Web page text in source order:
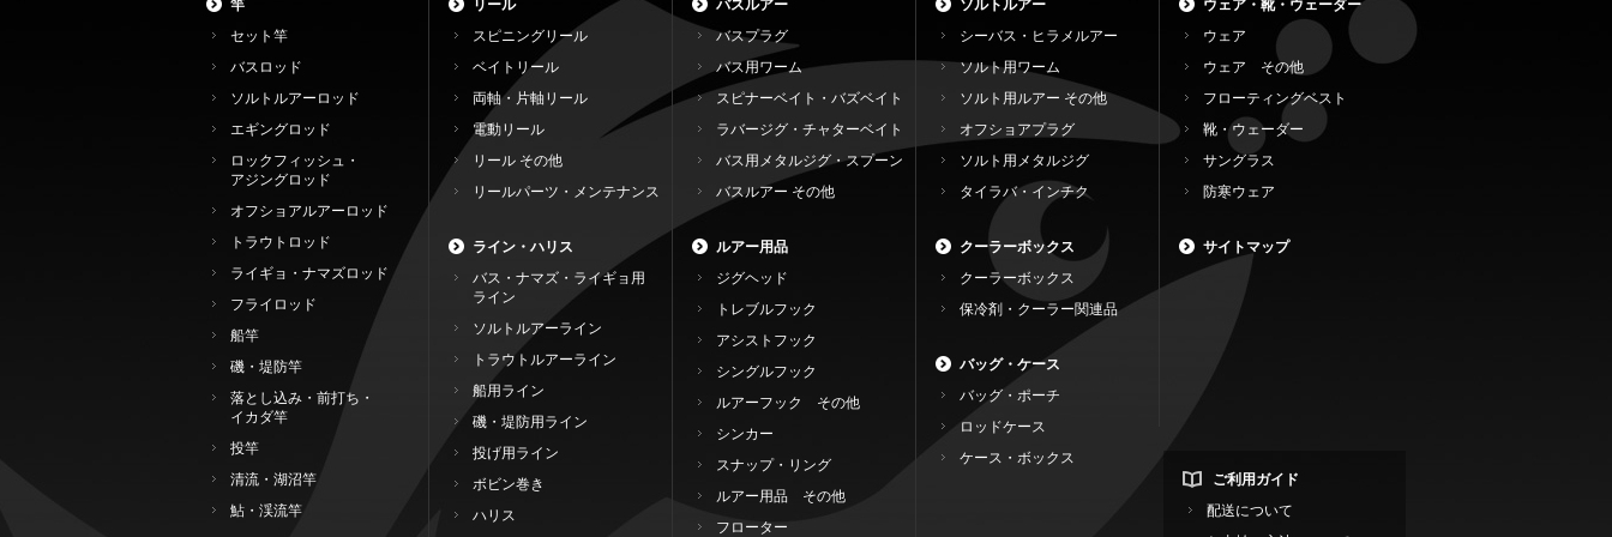
竿
セット竿
バスロッド
ソルトルアーロッド
エギングロッド
ロックフィッシュ・
アジングロッド
オフショアルアーロッド
トラウトロッド
ライギョ・ナマズロッド
フライロッド
船竿
磯・堤防竿
落とし込み・前打ち・
イカダ竿
投竿
清流・湖沼竿
鮎・渓流竿
リール
スピニングリール
ベイトリール
両軸・片軸リール
電動リール
リール その他
リールパーツ・メンテナンス
ライン・ハリス
バス・ナマズ・ライギョ用
ライン
ソルトルアーライン
トラウトルアーライン
船用ライン
磯・堤防用ライン
投げ用ライン
ボビン巻き
ハリス
バスルアー
バスプラグ
バス用ワーム
スピナーベイト・バズベイト
ラバージグ・チャターベイト
バス用メタルジグ・スプーン
バスルアー その他
ルアー用品
ジグヘッド
トレブルフック
アシストフック
シングルフック
ルアーフック その他
シンカー
スナップ・リング
ルアー用品 その他
フローター
ソルトルアー
シーバス・ヒラメルアー
ソルト用ワーム
ソルト用ルアー その他
オフショアプラグ
ソルト用メタルジグ
タイラバ・インチク
クーラーボックス
クーラーボックス
保冷剤・クーラー関連品
バッグ・ケース
バッグ・ポーチ
ロッドケース
ケース・ボックス
ウェア・靴・ウェーダー
ウェア
ウェア その他
フローティングベスト
靴・ウェーダー
サングラス
防寒ウェア
サイトマップ
ご利用ガイド
配送について